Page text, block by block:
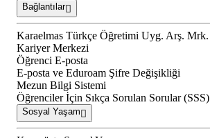
Bağlantılar
Karaelmas Türkçe Öğretimi Uyg. Arş. Mrk.
Kariyer Merkezi
Öğrenci E-posta
E-posta ve Eduroam Şifre Değişikliği
Mezun Bilgi Sistemi
Öğrenciler İçin Sıkça Sorulan Sorular (SSS)
Sosyal Yaşam